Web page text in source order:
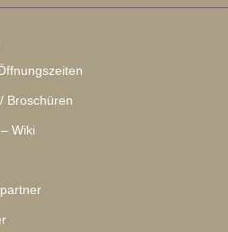
Broschüren
Wiki